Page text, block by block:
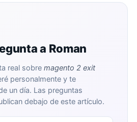
a Roman
real sobre magento 2 exit
personalmente y te
un día. Las preguntas
debajo de este artículo.